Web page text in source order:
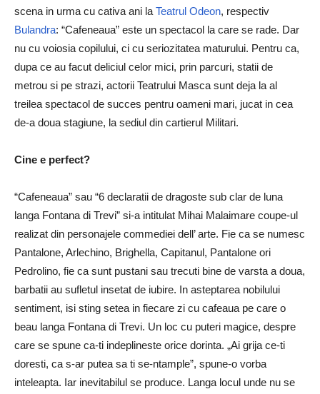
scena in urma cu cativa ani la Teatrul Odeon, respectiv
Bulandra: “Cafeneaua” este un spectacol la care se rade. Dar
nu cu voiosia copilului, ci cu seriozitatea maturului. Pentru ca,
dupa ce au facut deliciul celor mici, prin parcuri, statii de
metrou si pe strazi, actorii Teatrului Masca sunt deja la al
treilea spectacol de succes pentru oameni mari, jucat in cea
de-a doua stagiune, la sediul din cartierul Militari.
Cine e perfect?
“Cafeneaua” sau “6 declaratii de dragoste sub clar de luna
langa Fontana di Trevi” si-a intitulat Mihai Malaimare coupe-ul
realizat din personajele commediei dell’ arte. Fie ca se numesc
Pantalone, Arlechino, Brighella, Capitanul, Pantalone ori
Pedrolino, fie ca sunt pustani sau trecuti bine de varsta a doua,
barbatii au sufletul insetat de iubire. In asteptarea nobilului
sentiment, isi sting setea in fiecare zi cu cafeaua pe care o
beau langa Fontana di Trevi. Un loc cu puteri magice, despre
care se spune ca-ti indeplineste orice dorinta. „Ai grija ce-ti
doresti, ca s-ar putea sa ti se-ntample”, spune-o vorba
inteleapta. Iar inevitabilul se produce. Langa locul unde nu se